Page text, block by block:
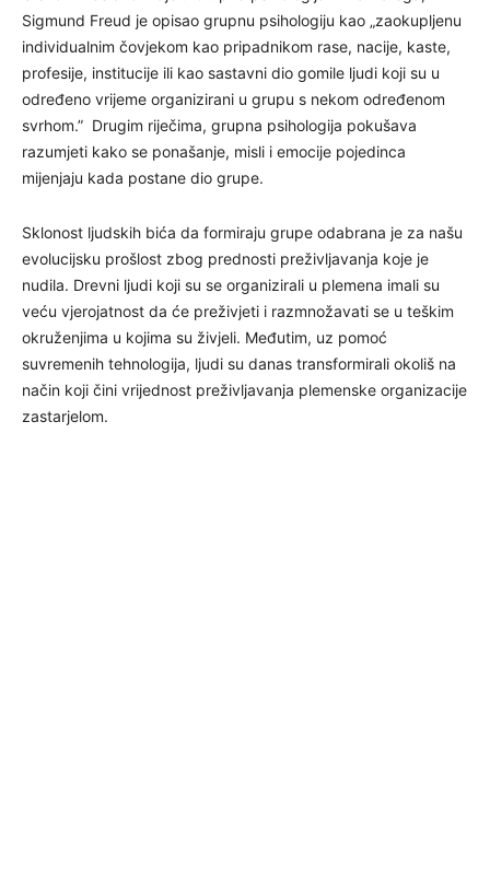
Sigmund Freud je opisao grupnu psihologiju kao „zaokupljenu
individualnim čovjekom kao pripadnikom rase, nacije, kaste,
profesije, institucije ili kao sastavni dio gomile ljudi koji su u
određeno vrijeme organizirani u grupu s nekom određenom
svrhom.” Drugim riječima, grupna psihologija pokušava
razumjeti kako se ponašanje, misli i emocije pojedinca
mijenjaju kada postane dio grupe.
Sklonost ljudskih bića da formiraju grupe odabrana je za našu
evolucijsku prošlost zbog prednosti preživljavanja koje je
nudila. Drevni ljudi koji su se organizirali u plemena imali su
veću vjerojatnost da će preživjeti i razmnožavati se u teškim
okruženjima u kojima su živjeli. Međutim, uz pomoć
suvremenih tehnologija, ljudi su danas transformirali okoliš na
način koji čini vrijednost preživljavanja plemenske organizacije
zastarjelom.